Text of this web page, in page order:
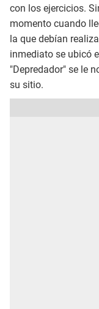
con los ejercicios.
momento cuando
la que debían
inmediato se ubicó
"Depredador" se le
su sitio.